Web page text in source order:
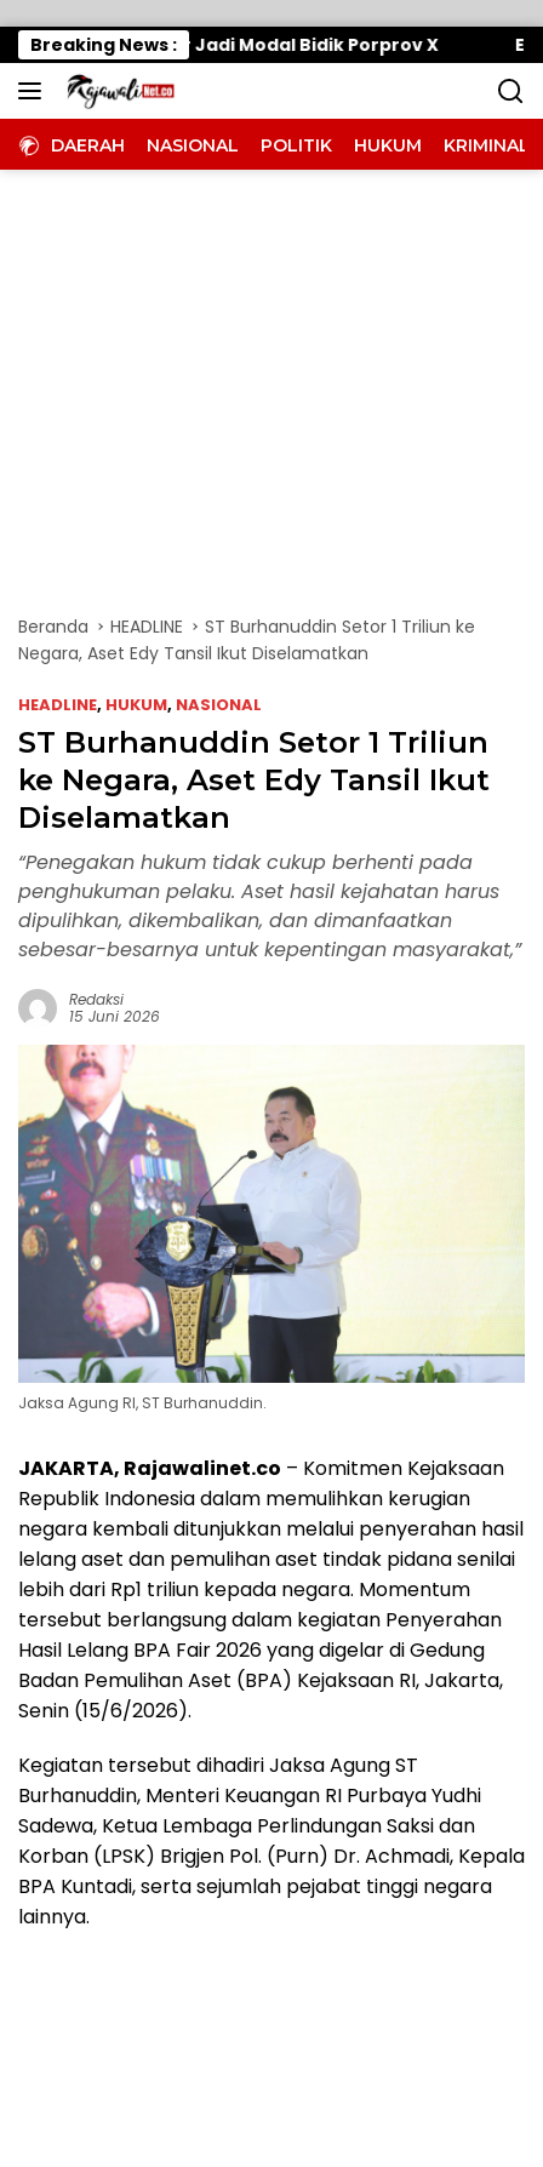
Breaking News :
7 Nomor Jadi Modal Bidik Porprov X Efisiensi
DAERAH NASIONAL POLITIK HUKUM KRIMINAL
Beranda HEADLINE
ST Burhanuddin Setor 1 Triliun ke
Negara, Aset Edy Tansil Ikut Diselamatkan
HEADLINE, HUKUM, NASIONAL
ST Burhanuddin Setor 1 Triliun
ke Negara, Aset Edy Tansil Ikut
Diselamatkan
“Penegakan hukum tidak cukup berhenti pada
penghukuman pelaku. Aset hasil kejahatan harus
dipulihkan, dikembalikan, dan dimanfaatkan
sebesar-besarnya untuk kepentingan masyarakat,”
Redaksi
15 Juni 2026
Jaksa Agung RI, ST Burhanuddin.
JAKARTA, Rajawalinet.co – Komitmen Kejaksaan
Republik Indonesia dalam memulihkan kerugian
negara kembali ditunjukkan melalui penyerahan hasil
lelang aset dan pemulihan aset tindak pidana senilai
lebih dari Rp1 triliun kepada negara. Momentum
tersebut berlangsung dalam kegiatan Penyerahan
Hasil Lelang BPA Fair 2026 yang digelar di Gedung
Badan Pemulihan Aset (BPA) Kejaksaan RI, Jakarta,
Senin (15/6/2026).
Kegiatan tersebut dihadiri Jaksa Agung ST
Burhanuddin, Menteri Keuangan RI Purbaya Yudhi
Sadewa, Ketua Lembaga Perlindungan Saksi dan
Korban (LPSK) Brigjen Pol. (Purn) Dr. Achmadi, Kepala
BPA Kuntadi, serta sejumlah pejabat tinggi negara
lainnya.